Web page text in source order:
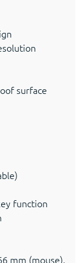
surface
function
mm (mouse),